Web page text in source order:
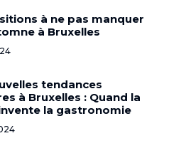
à ne pas manquer
à Bruxelles
tendances
à Bruxelles : Quand la
la gastronomie